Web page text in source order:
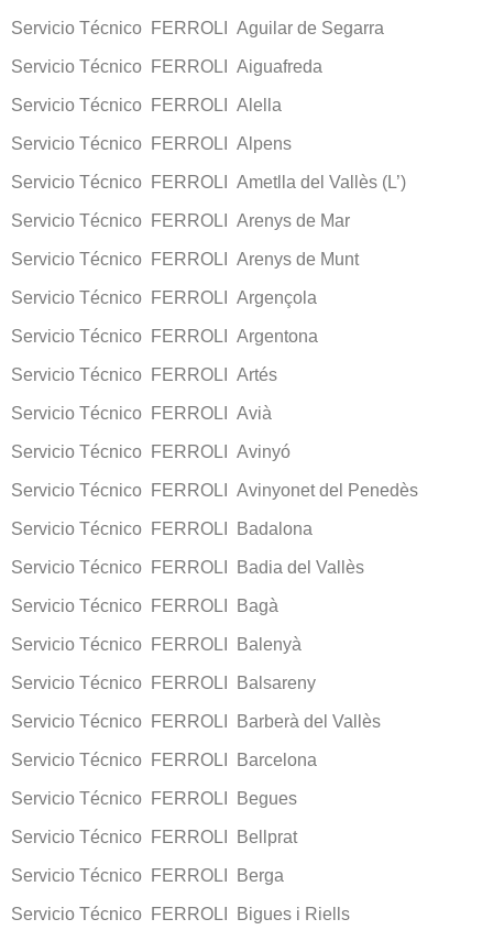
Servicio Técnico FERROLI Aguilar de Segarra
Servicio Técnico FERROLI Aiguafreda
Servicio Técnico FERROLI Alella
Servicio Técnico FERROLI Alpens
Servicio Técnico FERROLI Ametlla del Vallès (L’)
Servicio Técnico FERROLI Arenys de Mar
Servicio Técnico FERROLI Arenys de Munt
Servicio Técnico FERROLI Argençola
Servicio Técnico FERROLI Argentona
Servicio Técnico FERROLI Artés
Servicio Técnico FERROLI Avià
Servicio Técnico FERROLI Avinyó
Servicio Técnico FERROLI Avinyonet del Penedès
Servicio Técnico FERROLI Badalona
Servicio Técnico FERROLI Badia del Vallès
Servicio Técnico FERROLI Bagà
Servicio Técnico FERROLI Balenyà
Servicio Técnico FERROLI Balsareny
Servicio Técnico FERROLI Barberà del Vallès
Servicio Técnico FERROLI Barcelona
Servicio Técnico FERROLI Begues
Servicio Técnico FERROLI Bellprat
Servicio Técnico FERROLI Berga
Servicio Técnico FERROLI Bigues i Riells